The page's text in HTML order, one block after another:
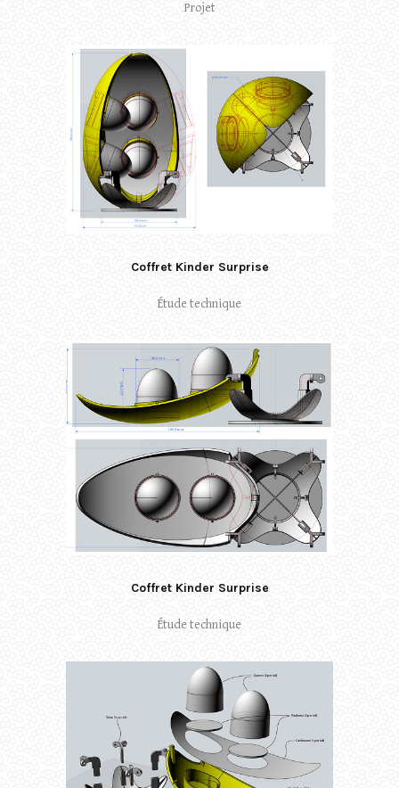
Projet
Coffret Kinder Surprise
Étude technique
Coffret Kinder Surprise
Étude technique